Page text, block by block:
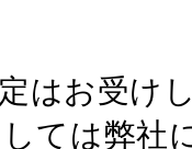
はお受け
ては弊社